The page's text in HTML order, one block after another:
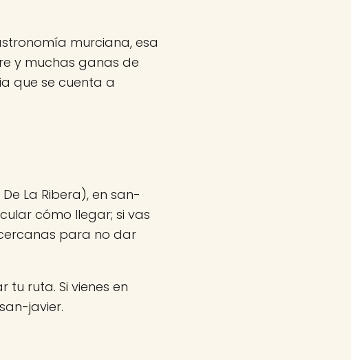
murciana, esa
y muchas ganas de
que se cuenta a
La Ribera), en san-
cómo llegar; si vas
para no dar
ruta. Si vienes en
javier.